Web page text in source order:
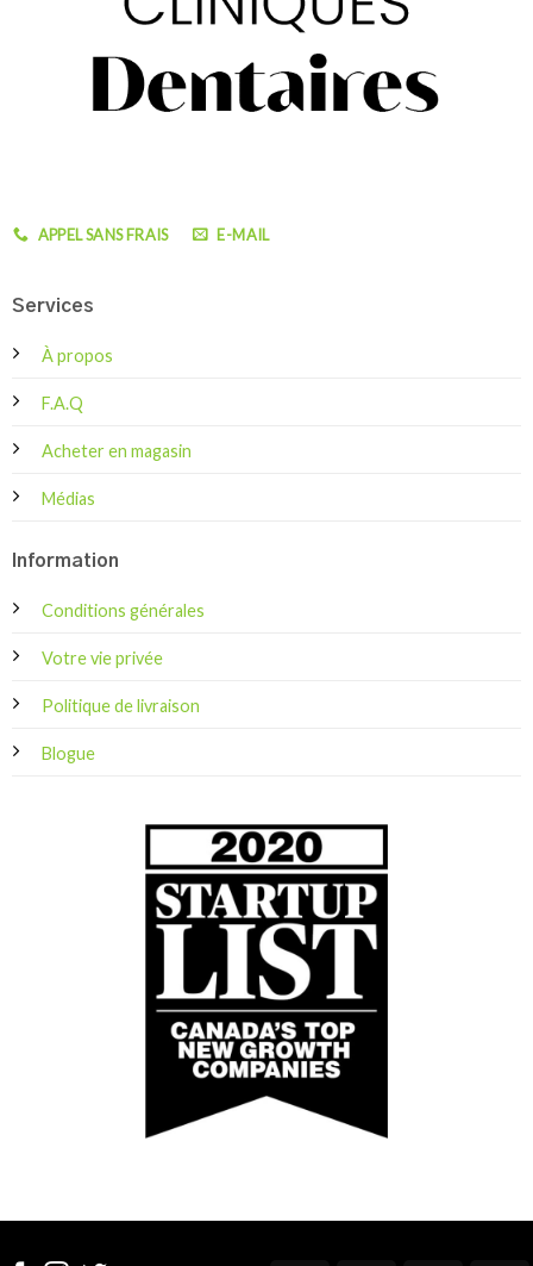
APPEL SANS FRAIS E-MAIL
Services
À propos
F.A.Q
Acheter en magasin
Médias
Information
Conditions générales
Votre vie privée
Politique de livraison
Blogue